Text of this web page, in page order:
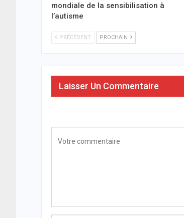
mondiale de la sensibilisation à
l’autisme
PRÉCÉDENT PROCHAIN
Laisser Un Commentaire